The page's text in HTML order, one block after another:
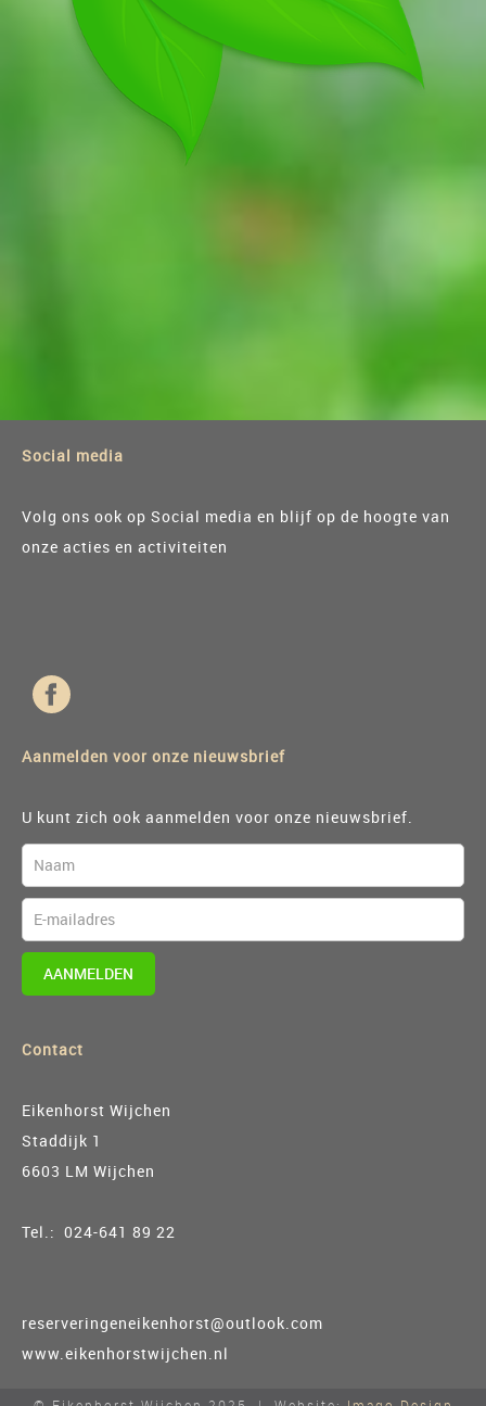
Social media
Volg ons ook op Social media en blijf op de hoogte van
onze acties en activiteiten
Aanmelden voor onze nieuwsbrief
U kunt zich ook aanmelden voor onze nieuwsbrief.
AANMELDEN
Contact
Eikenhorst Wijchen
Staddijk 1
6603 LM Wijchen
Tel.: 024-641 89 22
reserveringeneikenhorst@outlook.com
www.eikenhorstwijchen.nl